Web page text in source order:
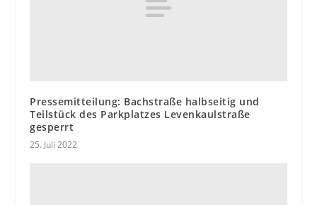
Pressemitteilung: Bachstraße halbseitig und
Teilstück des Parkplatzes Levenkaulstraße
gesperrt
25. Juli 2022